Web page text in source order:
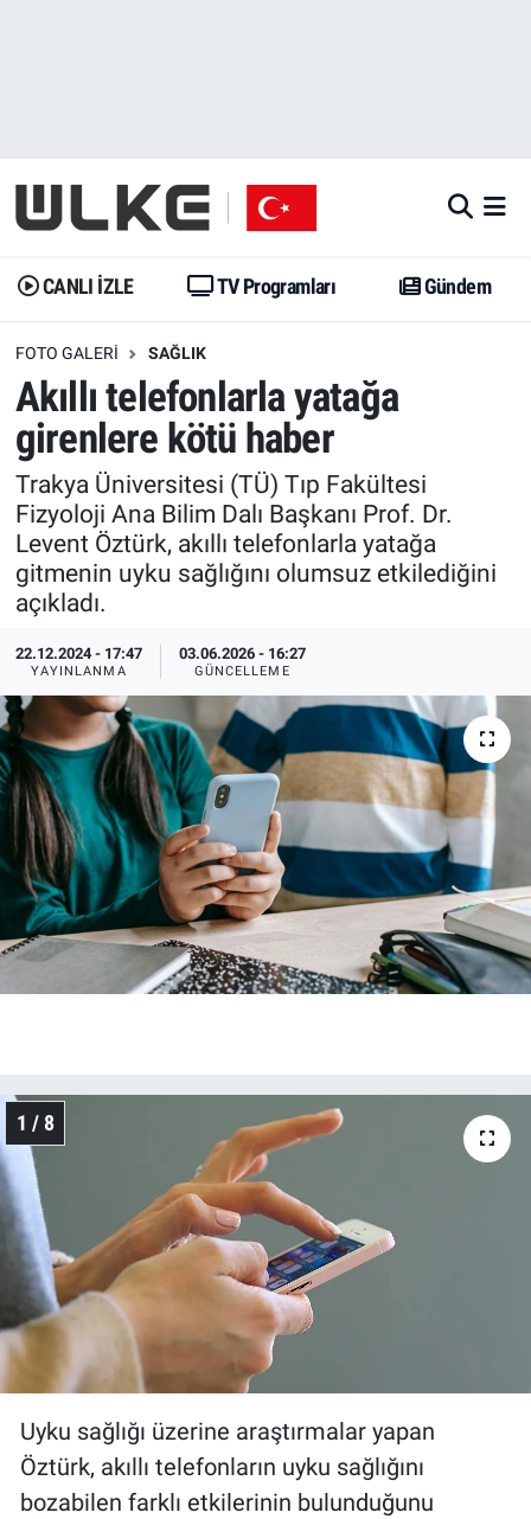
CANLI İZLE TV Programları Gündem
FOTO GALERI SAĞLIK
Akıllı telefonlarla yatağa
girenlere kötü haber
Trakya Üniversitesi (TÜ) Tıp Fakültesi
Fizyoloji Ana Bilim Dalı Başkanı Prof. Dr.
Levent Öztürk, akıllı telefonlarla yatağa
gitmenin uyku sağlığını olumsuz etkilediğini
açıkladı.
22.12.2024 - 17:47
YAYINLANMA
03.06.2026 - 16:27
GÜNCELLEME
1 / 8
Uyku sağlığı üzerine araştırmalar yapan
Öztürk, akıllı telefonların uyku sağlığını
bozabilen farklı etkilerinin bulunduğunu
Gündem
Dünya
Erişim Bilgileri
Ekonomi
Trend
Özel Haberler
Gündem
Trend
Erişim Bilgileri
Spor
Ekonomi
Dünya
Özel Haberler
Kadın
Erişim Bilgileri
Sağlık
Teknoloji
Ramazan
İstanbul Namaz Vakitleri
Trafik Durumu
Erişim Bilgileri
Tüm Manşetler
Son Dakika Haberleri
Haber Arşivi